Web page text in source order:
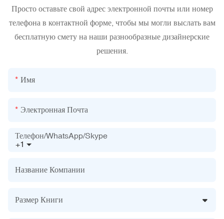
Просто оставьте свой адрес электронной почты или номер
телефона в контактной форме, чтобы мы могли выслать вам
бесплатную смету на наши разнообразные дизайнерские
решения.
Имя
Электронная Почта
+1
Телефон/WhatsApp/Skype
Название Компании
Размер Книги